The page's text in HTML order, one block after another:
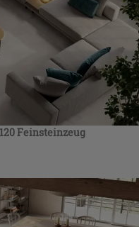
Feinsteinzeug